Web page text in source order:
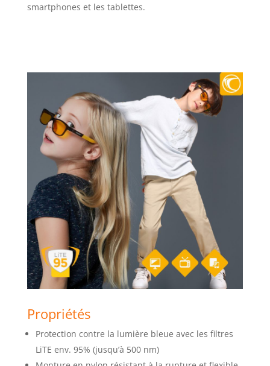
smartphones et les tablettes.
Propriétés
Protection contre la lumière bleue avec les filtres
LiTE env. 95% (jusqu’à 500 nm)